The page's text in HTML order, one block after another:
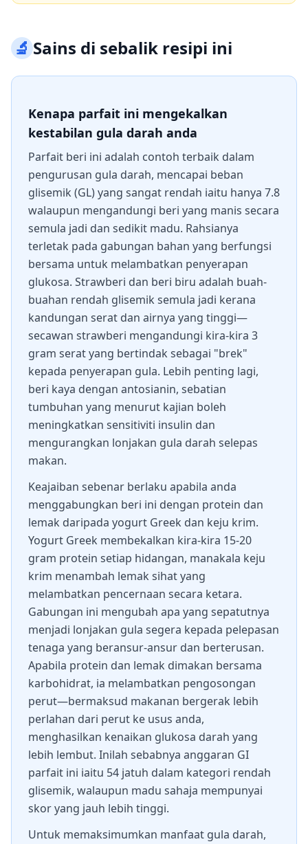
🔬Sains di sebalik resipi ini
Kenapa parfait ini mengekalkan
kestabilan gula darah anda
Parfait beri ini adalah contoh terbaik dalam
pengurusan gula darah, mencapai beban
glisemik (GL) yang sangat rendah iaitu hanya 7.8
walaupun mengandungi beri yang manis secara
semula jadi dan sedikit madu. Rahsianya
terletak pada gabungan bahan yang berfungsi
bersama untuk melambatkan penyerapan
glukosa. Strawberi dan beri biru adalah buah-
buahan rendah glisemik semula jadi kerana
kandungan serat dan airnya yang tinggi—
secawan strawberi mengandungi kira-kira 3
gram serat yang bertindak sebagai "brek"
kepada penyerapan gula. Lebih penting lagi,
beri kaya dengan antosianin, sebatian
tumbuhan yang menurut kajian boleh
meningkatkan sensitiviti insulin dan
mengurangkan lonjakan gula darah selepas
makan.
Keajaiban sebenar berlaku apabila anda
menggabungkan beri ini dengan protein dan
lemak daripada yogurt Greek dan keju krim.
Yogurt Greek membekalkan kira-kira 15-20
gram protein setiap hidangan, manakala keju
krim menambah lemak sihat yang
melambatkan pencernaan secara ketara.
Gabungan ini mengubah apa yang sepatutnya
menjadi lonjakan gula segera kepada pelepasan
tenaga yang beransur-ansur dan berterusan.
Apabila protein dan lemak dimakan bersama
karbohidrat, ia melambatkan pengosongan
perut—bermaksud makanan bergerak lebih
perlahan dari perut ke usus anda,
menghasilkan kenaikan glukosa darah yang
lebih lembut. Inilah sebabnya anggaran GI
parfait ini iaitu 54 jatuh dalam kategori rendah
glisemik, walaupun madu sahaja mempunyai
skor yang jauh lebih tinggi.
Untuk memaksimumkan manfaat gula darah,